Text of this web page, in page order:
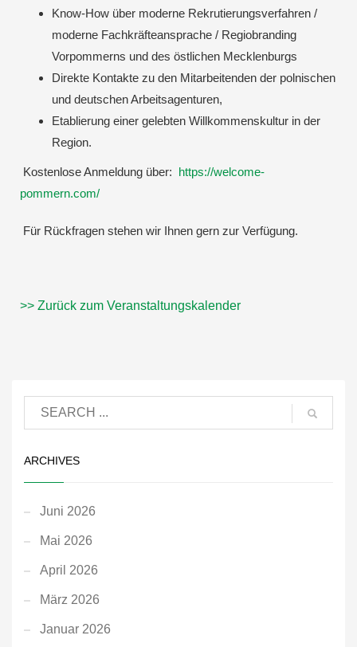
Know-How über moderne Rekrutierungsverfahren /
moderne Fachkräfteansprache / Regiobranding
Vorpommerns und des östlichen Mecklenburgs
Direkte Kontakte zu den Mitarbeitenden der polnischen
und deutschen Arbeitsagenturen,
Etablierung einer gelebten Willkommenskultur in der
Region.
Kostenlose Anmeldung über:
https://welcome-
pommern.com/
Für Rückfragen stehen wir Ihnen gern zur Verfügung.
>> Zurück zum Veranstaltungskalender
ARCHIVES
Juni 2026
Mai 2026
April 2026
März 2026
Januar 2026